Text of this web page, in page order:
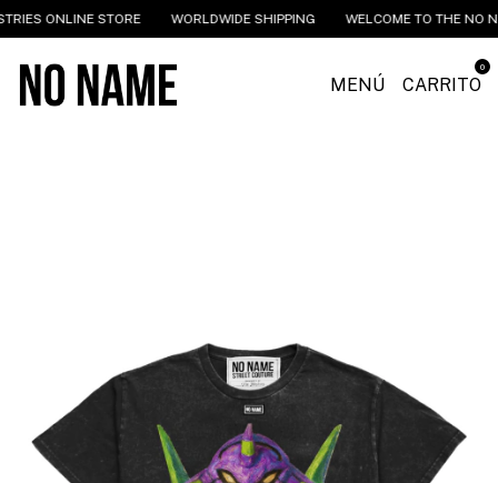
STORE WORLDWIDE SHIPPING WELCOME TO THE NO NAME
MENÚ CARRITO
0